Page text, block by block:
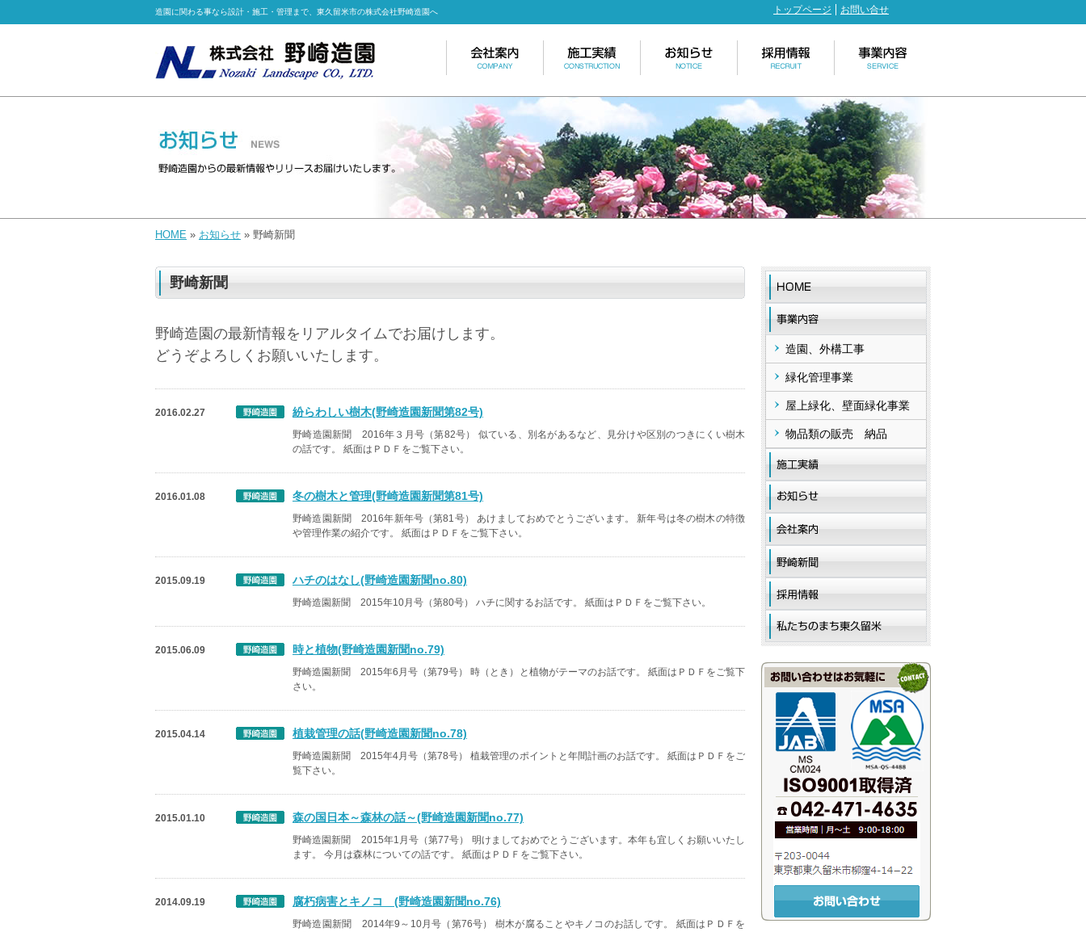
造園に関わる事なら設計・施工・管理まで、東久留米市の株式会社野崎造園へ トップページ お問い合せ
HOME » お知らせ » 野崎新聞
野崎新聞
野崎造園の最新情報をリアルタイムでお届けします。
どうぞよろしくお願いいたします。
2016.02.27 紛らわしい樹木(野崎造園新聞第82号)
野崎造園新聞 2016年３月号（第82号） 似ている、別名があるなど、見分けや区別のつきにくい樹木
の話です。 紙面はＰＤＦをご覧下さい。
2016.01.08 冬の樹木と管理(野崎造園新聞第81号)
野崎造園新聞 2016年新年号（第81号） あけましておめでとうございます。 新年号は冬の樹木の特徴
や管理作業の紹介です。 紙面はＰＤＦをご覧下さい。
2015.09.19 ハチのはなし(野崎造園新聞no.80)
野崎造園新聞 2015年10月号（第80号） ハチに関するお話です。 紙面はＰＤＦをご覧下さい。
2015.06.09 時と植物(野崎造園新聞no.79)
野崎造園新聞 2015年6月号（第79号） 時（とき）と植物がテーマのお話です。 紙面はＰＤＦをご覧下
さい。
2015.04.14 植栽管理の話(野崎造園新聞no.78)
野崎造園新聞 2015年4月号（第78号） 植栽管理のポイントと年間計画のお話です。 紙面はＰＤＦをご
覧下さい。
2015.01.10 森の国日本～森林の話～(野崎造園新聞no.77)
野崎造園新聞 2015年1月号（第77号） 明けましておめでとうございます。本年も宜しくお願いいたし
ます。 今月は森林についての話です。 紙面はＰＤＦをご覧下さい。
2014.09.19 腐朽病害とキノコ (野崎造園新聞no.76)
野崎造園新聞 2014年9～10月号（第76号） 樹木が腐ることやキノコのお話しです。 紙面はＰＤＦを
造園、外構工事
緑化管理事業
屋上緑化、壁面緑化事業
物品類の販売 納品